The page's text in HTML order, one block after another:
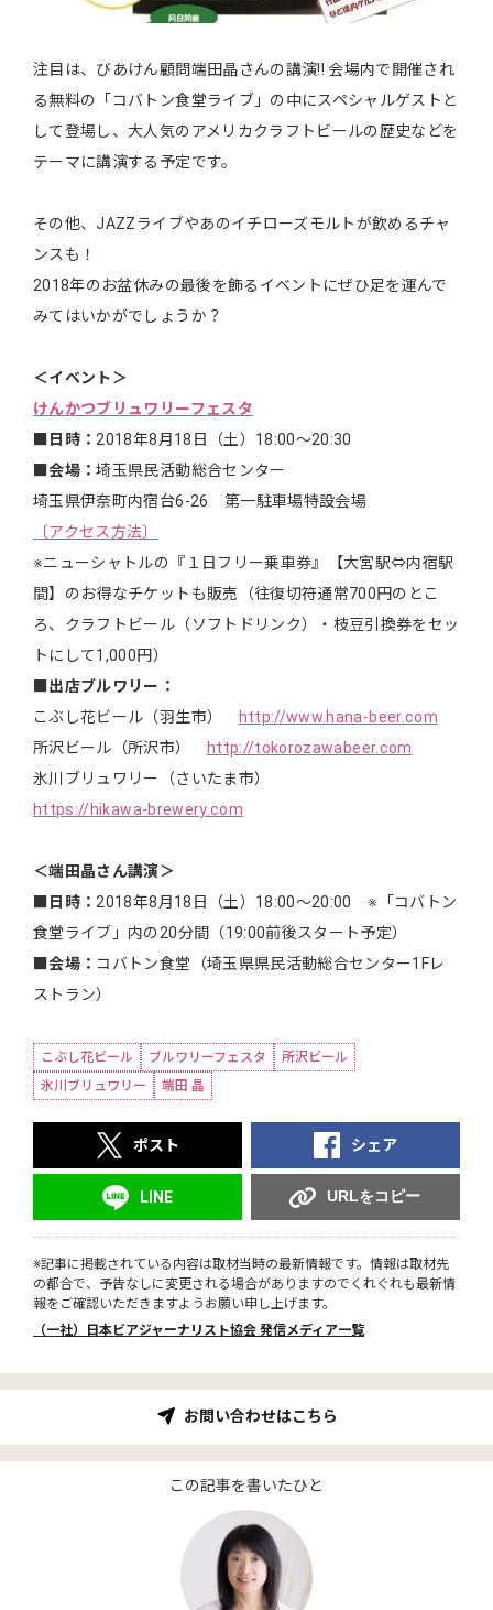
注目は、びあけん顧問端田晶さんの講演!! 会場内で開催され
る無料の「コバトン食堂ライブ」の中にスペシャルゲストと
して登場し、大人気のアメリカクラフトビールの歴史などを
テーマに講演する予定です。
その他、JAZZライブやあのイチローズモルトが飲めるチャ
ンスも！
2018年のお盆休みの最後を飾るイベントにぜひ足を運んで
みてはいかがでしょうか？
＜イベント＞
けんかつブリュワリーフェスタ
■日時： 2018年8月18日（土）18:00〜20:30
■会場：埼玉県民活動総合センター
埼玉県伊奈町内宿台6-26 第一駐車場特設会場
〔アクセス方法〕
※ニューシャトルの『１日フリー乗車券』【大宮駅⇔内宿駅
間】のお得なチケットも販売（往復切符通常700円のとこ
ろ、クラフトビール（ソフトドリンク）・枝豆引換券をセッ
トにして1,000円）
■出店ブルワリー：
こぶし花ビール（羽生市）
http://www.hana-beer.com
所沢ビール（所沢市）
http://tokorozawabeer.com
氷川ブリュワリー（さいたま市）
https://hikawa-brewery.com
＜端田晶さん講演＞
■日時： 2018年8月18日（土）18:00〜20:00 ※「コバトン
食堂ライブ」内の20分間（19:00前後スタート予定）
■会場： コバトン食堂（埼玉県県民活動総合センター1Fレ
ストラン）
こぶし花ビール ブルワリーフェスタ
所沢ビール
氷川ブリュワリー
端田 晶
ポスト シェア
LINE URLをコピー
※記事に掲載されている内容は取材当時の最新情報です。情報は取材先
の都合で、予告なしに変更される場合がありますのでくれぐれも最新情
報をご確認いただきますようお願い申し上げます。
（一社）日本ビアジャーナリスト協会 発信メディア一覧
お問い合わせはこちら
この記事を書いたひと